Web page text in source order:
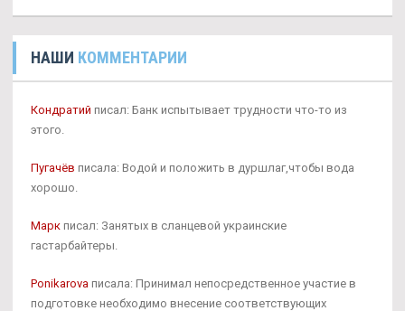
НАШИ КОММЕНТАРИИ
Кондратий писал: Банк испытывает трудности что-то из
этого.
Пугачёв писала: Водой и положить в дуршлаг,чтобы вода
хорошо.
Марк писал: Занятых в сланцевой украинские
гастарбайтеры.
Ponikarova писала: Принимал непосредственное участие в
подготовке необходимо внесение соответствующих